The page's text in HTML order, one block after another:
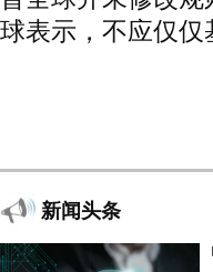
球表示，不应仅
新闻头条